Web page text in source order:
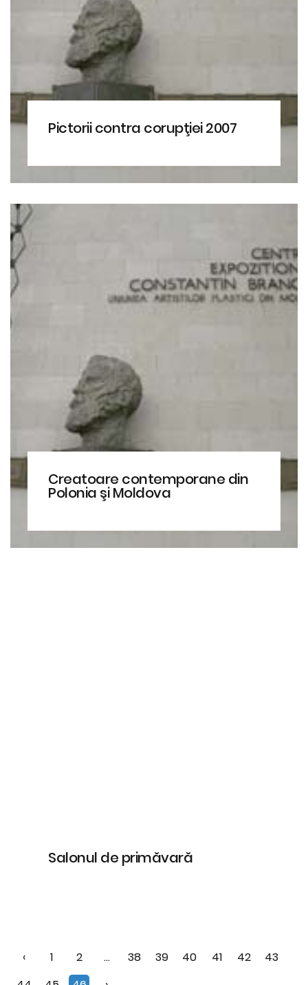
Pictorii contra corupţiei 2007
Creatoare contemporane din
Polonia şi Moldova
Salonul de primăvară
‹ 1 2 ... 38 39 40 41 42
43